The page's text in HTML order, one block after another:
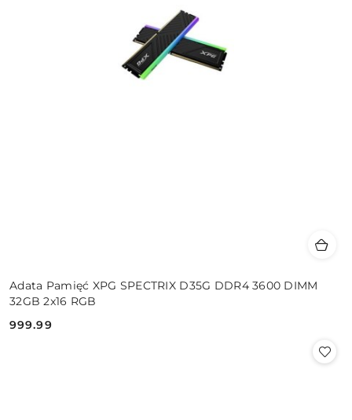
Adata Pamięć XPG SPECTRIX D35G DDR4 3600 DIMM
32GB 2x16 RGB
Cena:
999.99